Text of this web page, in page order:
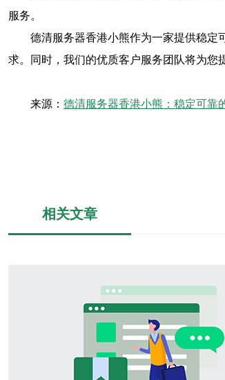
服务。
德清服务器香港小熊作为一家提供稳定
求。同时，我们的优质客户服务团队将为您
来源： 德清服务器香港小熊：稳定可靠
相关文章